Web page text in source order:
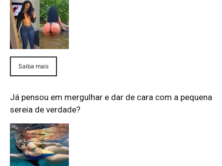
Saiba mais
Já pensou em mergulhar e dar de cara com a pequena
sereia de verdade?